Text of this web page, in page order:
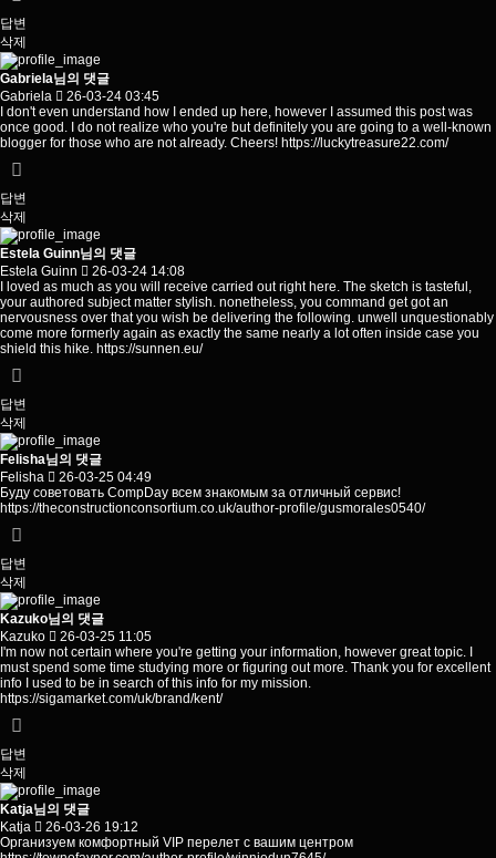
답변
삭제
Gabriela님의 댓글
Gabriela
26-03-24 03:45
I don't even understand how I ended up here, however I assumed this post was
once good. I do not realize who you're but definitely you are going to a well-known
blogger for those who are not already. Cheers! https://luckytreasure22.com/
답변
삭제
Estela Guinn님의 댓글
Estela Guinn
26-03-24 14:08
I loved as much as you will receive carried out right here. The sketch is tasteful,
your authored subject matter stylish. nonetheless, you command get got an
nervousness over that you wish be delivering the following. unwell unquestionably
come more formerly again as exactly the same nearly a lot often inside case you
shield this hike. https://sunnen.eu/
답변
삭제
Felisha님의 댓글
Felisha
26-03-25 04:49
Буду советовать CompDay всем знакомым за отличный сервис!
https://theconstructionconsortium.co.uk/author-profile/gusmorales0540/
답변
삭제
Kazuko님의 댓글
Kazuko
26-03-25 11:05
I'm now not certain where you're getting your information, however great topic. I
must spend some time studying more or figuring out more. Thank you for excellent
info I used to be in search of this info for my mission.
https://sigamarket.com/uk/brand/kent/
답변
삭제
Katja님의 댓글
Katja
26-03-26 19:12
Организуем комфортный VIP перелет с вашим центром